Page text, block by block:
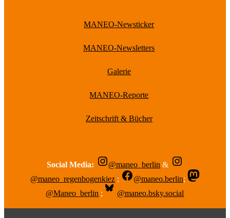
MANEO-Newsticker
MANEO-Newsletters
Galerie
MANEO-Reporte
Zeitschrift & Bücher
Social Media: @maneo_berlin &
@maneo_regenbogenkiez ; @maneo.berlin;
@Maneo_berlin ; @maneo.bsky.social